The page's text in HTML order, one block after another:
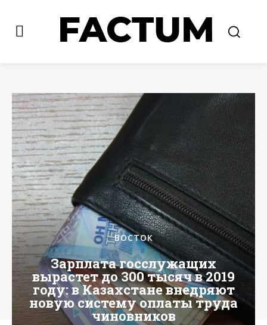
ВОСТОК
Зарплата госслужащих
вырастет до 300 тысяч в 2019
году: в Казахстане внедряют
новую систему оплаты труда
чиновников